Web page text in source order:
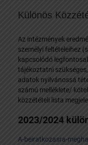
Különös
Az intézmények
személyi feltételeihez
kapcsolódó
tájékoztatni
adatok nyilvánossá
számú melléklete/
közzétételi lista
2023/2024
A-beiratkozasra-